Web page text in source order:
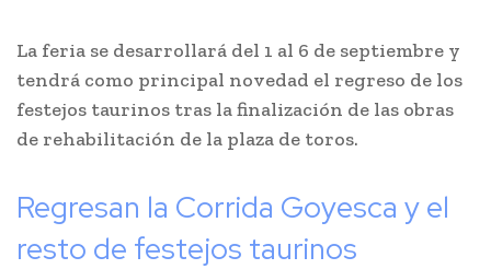
La feria se desarrollará del 1 al 6 de septiembre y
tendrá como principal novedad el regreso de los
festejos taurinos tras la finalización de las obras
de rehabilitación de la plaza de toros.
Regresan la Corrida Goyesca y el
resto de festejos taurinos